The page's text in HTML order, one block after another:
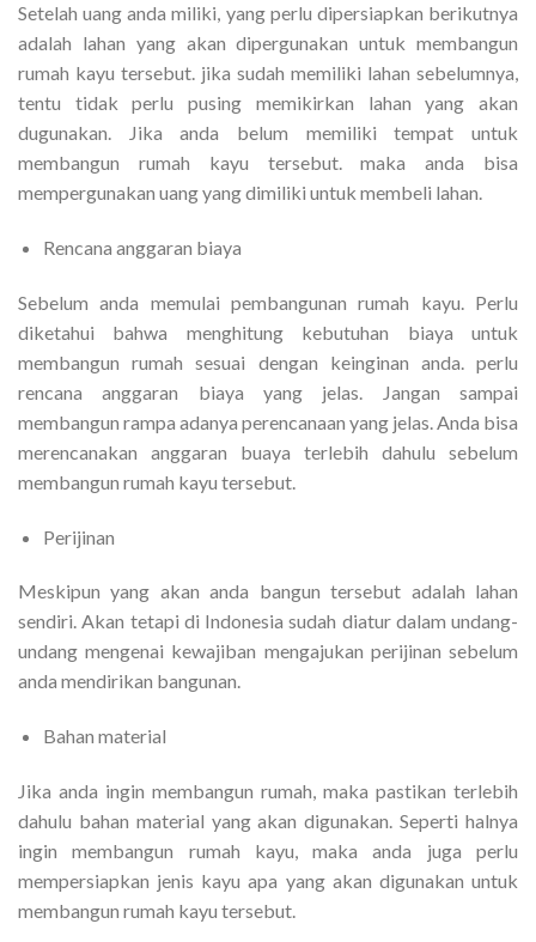
Setelah uang anda miliki, yang perlu dipersiapkan berikutnya
adalah lahan yang akan dipergunakan untuk membangun
rumah kayu tersebut. jika sudah memiliki lahan sebelumnya,
tentu tidak perlu pusing memikirkan lahan yang akan
dugunakan. Jika anda belum memiliki tempat untuk
membangun rumah kayu tersebut. maka anda bisa
mempergunakan uang yang dimiliki untuk membeli lahan.
Rencana anggaran biaya
Sebelum anda memulai pembangunan rumah kayu. Perlu
diketahui bahwa menghitung kebutuhan biaya untuk
membangun rumah sesuai dengan keinginan anda. perlu
rencana anggaran biaya yang jelas. Jangan sampai
membangun rampa adanya perencanaan yang jelas. Anda bisa
merencanakan anggaran buaya terlebih dahulu sebelum
membangun rumah kayu tersebut.
Perijinan
Meskipun yang akan anda bangun tersebut adalah lahan
sendiri. Akan tetapi di Indonesia sudah diatur dalam undang-
undang mengenai kewajiban mengajukan perijinan sebelum
anda mendirikan bangunan.
Bahan material
Jika anda ingin membangun rumah, maka pastikan terlebih
dahulu bahan material yang akan digunakan. Seperti halnya
ingin membangun rumah kayu, maka anda juga perlu
mempersiapkan jenis kayu apa yang akan digunakan untuk
membangun rumah kayu tersebut.